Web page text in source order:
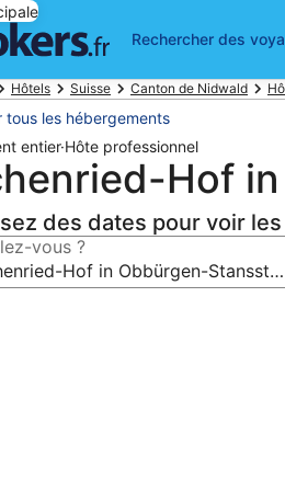
Rechercher des
Hôtels Suisse Canton de Nidwald
tous les hébergements
entier·Hôte professionnel
Hof
des dates pour voir
vous ?